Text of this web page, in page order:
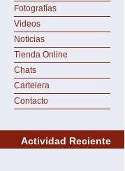
Fotografías
Videos
Noticias
Tienda Online
Chats
Cartelera
Contacto
Actividad Reciente